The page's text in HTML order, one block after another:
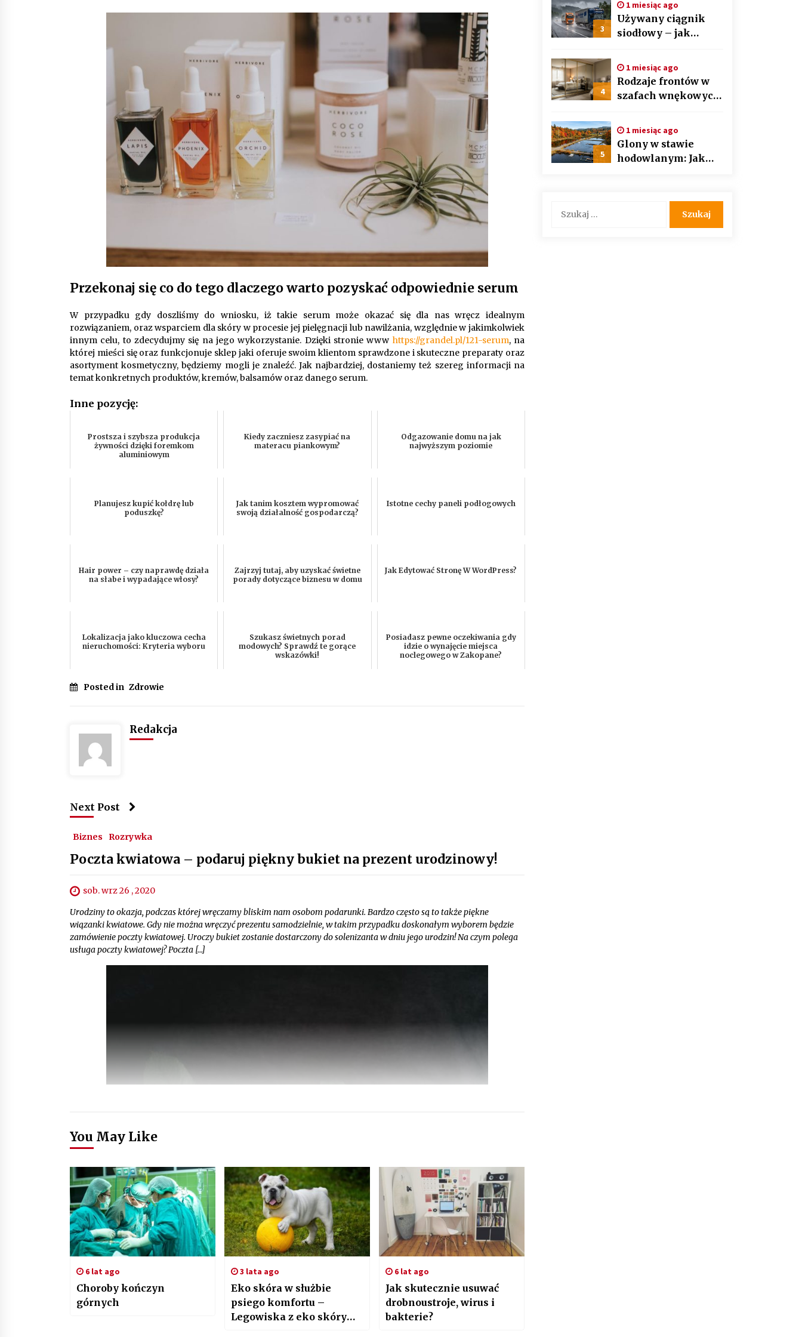
Przekonaj się co do tego dlaczego warto pozyskać odpowiednie serum
W przypadku gdy doszliśmy do wniosku, iż takie serum może okazać się dla nas wręcz idealnym
rozwiązaniem, oraz wsparciem dla skóry w procesie jej pielęgnacji lub nawilżania, względnie w jakimkolwiek
innym celu, to zdecydujmy się na jego wykorzystanie. Dzięki stronie www https://grandel.pl/121-serum, na
której mieści się oraz funkcjonuje sklep jaki oferuje swoim klientom sprawdzone i skuteczne preparaty oraz
asortyment kosmetyczny, będziemy mogli je znaleźć. Jak najbardziej, dostaniemy też szereg informacji na
temat konkretnych produktów, kremów, balsamów oraz danego serum.
Inne pozycję:
Prostsza i szybsza produkcja
żywności dzięki foremkom
aluminiowym
Kiedy zaczniesz zasypiać na
materacu piankowym?
Odgazowanie domu na jak
najwyższym poziomie
Planujesz kupić kołdrę lub
poduszkę?
Jak tanim kosztem wypromować
swoją działalność gospodarczą?
Istotne cechy paneli podłogowych
Hair power – czy naprawdę działa
na słabe i wypadające włosy?
Zajrzyj tutaj, aby uzyskać świetne
porady dotyczące biznesu w domu
Jak Edytować Stronę W WordPress?
Lokalizacja jako kluczowa cecha
nieruchomości: Kryteria wyboru
Szukasz świetnych porad
modowych? Sprawdź te gorące
wskazówki!
Posiadasz pewne oczekiwania gdy
idzie o wynajęcie miejsca
noclegowego w Zakopane?
Posted in Zdrowie
Redakcja
Next Post
Biznes Rozrywka
Poczta kwiatowa – podaruj piękny bukiet na prezent urodzinowy!
sob. wrz 26 , 2020
Urodziny to okazja, podczas której wręczamy bliskim nam osobom podarunki. Bardzo często są to także piękne
wiązanki kwiatowe. Gdy nie można wręczyć prezentu samodzielnie, w takim przypadku doskonałym wyborem będzie
zamówienie poczty kwiatowej. Uroczy bukiet zostanie dostarczony do solenizanta w dniu jego urodzin! Na czym polega
usługa poczty kwiatowej? Poczta […]
You May Like
6 lat ago
Choroby kończyn
górnych
3 lata ago
Eko skóra w służbie
psiego komfortu –
Legowiska z eko skóry
6 lat ago
Jak skutecznie usuwać
drobnoustroje, wirus i
bakterie?
auto detailingu
3
1 miesiąc ago
Używany ciągnik
siodłowy – jak
przepłacić?
Przewodnik krok po
kroku
4
1 miesiąc ago
Rodzaje frontów w
szafach wnękowych
płyta laminowana?
5
1 miesiąc ago
Glony w stawie
hodowlanym: Jak
przywrócić
równowagę